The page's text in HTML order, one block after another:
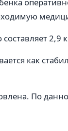
2,9
как
По